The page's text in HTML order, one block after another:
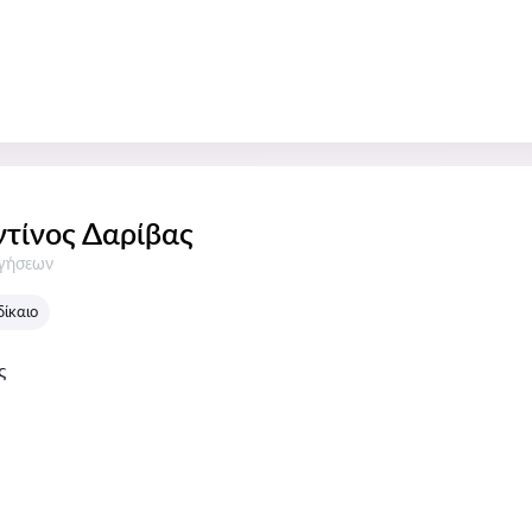
Δαρίβας